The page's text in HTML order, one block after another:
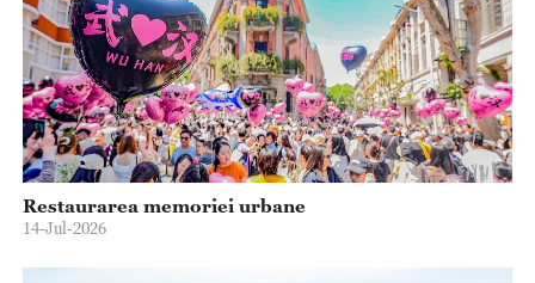
Restaurarea memoriei urbane
14-Jul-2026